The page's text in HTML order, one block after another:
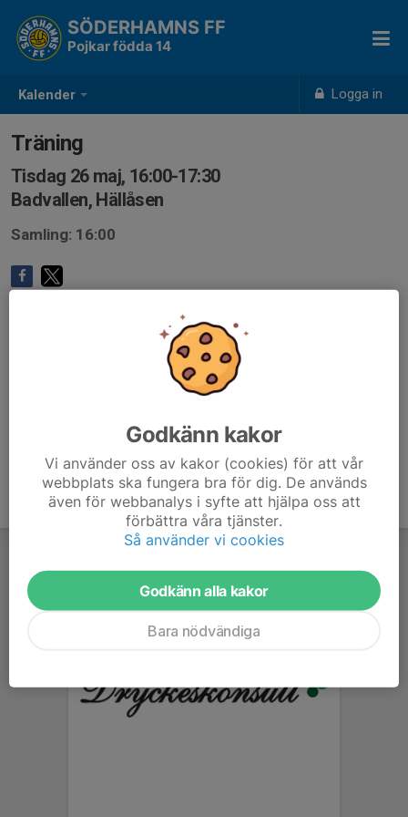
Kalender Logga in
SÖDERHAMNS FF
Pojkar födda 14
Träning
Tisdag 26 maj, 16:00-17:30
Badvallen, Hällåsen
Samling: 16:00
Godkänn kakor
Vi använder oss av kakor (cookies) för att vår
webbplats ska fungera bra för dig. De används
även för webbanalys i syfte att hjälpa oss att
förbättra våra tjänster.
Så använder vi cookies
Godkänn alla kakor
Bara nödvändiga